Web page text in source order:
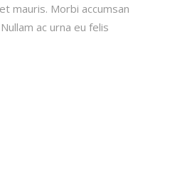
mauris. Morbi accumsan
ac urna eu felis